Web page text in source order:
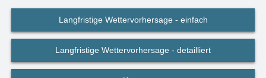
Langfristige Wettervorhersage - einfach
Langfristige Wettervorhersage - detailliert